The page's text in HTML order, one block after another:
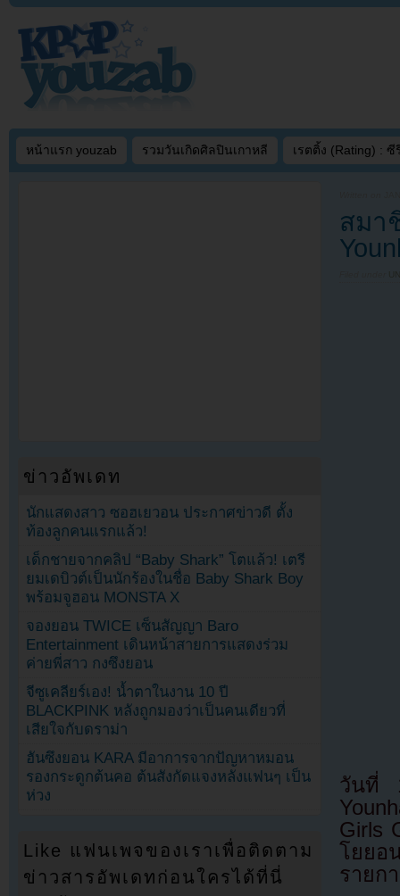
หน้าแรก youzab รวมวันเกิดศิลปินเกาหลี เรตติ้ง (Rating) : ซี
สมา
วันที่
Girls
โยยอ
รายก
ข่าวอัพเดท
นักแสดงสาว ซอฮเยวอน ประกาศข่าวดี ตั้ง
ท้องลูกคนแรกแล้ว!
เด็กชายจากคลิป “Baby Shark” โตแล้ว! เตรี
ยมเดบิวต์เป็นนักร้องในชื่อ Baby Shark Boy
พร้อมจูฮอน MONSTA X
จองยอน TWICE เซ็นสัญญา Baro
Entertainment เดินหน้าสายการแสดงร่วม
ค่ายพี่สาว กงซึงยอน
จีซูเคลียร์เอง! น้ำตาในงาน 10 ปี
BLACKPINK หลังถูกมองว่าเป็นคนเดียวที่
เสียใจกับดราม่า
ฮันซึงยอน KARA มีอาการจากปัญหาหมอน
รองกระดูกต้นคอ ต้นสังกัดแจงหลังแฟนๆ เป็น
ห่วง
Like แฟนเพจของเราเพื่อติดตาม
ข่าวสารอัพเดทก่อนใครได้ที่นี่